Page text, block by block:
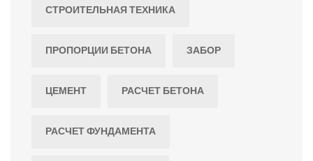
СТРОИТЕЛЬНАЯ ТЕХНИКА
ПРОПОРЦИИ БЕТОНА ЗАБОР
ЦЕМЕНТ РАСЧЕТ БЕТОНА
РАСЧЕТ ФУНДАМЕНТА